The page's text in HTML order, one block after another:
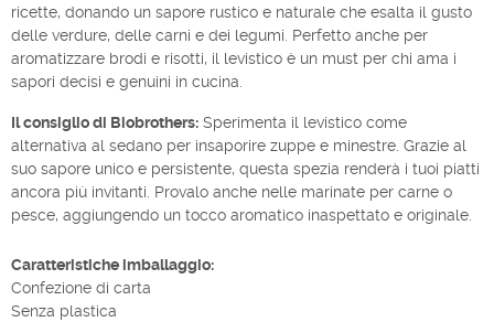
ricette, donando un sapore rustico e naturale che esalta il gusto
delle verdure, delle carni e dei legumi. Perfetto anche per
aromatizzare brodi e risotti, il levistico è un must per chi ama i
sapori decisi e genuini in cucina.
Il consiglio di Biobrothers: Sperimenta il levistico come
alternativa al sedano per insaporire zuppe e minestre. Grazie al
suo sapore unico e persistente, questa spezia renderà i tuoi piatti
ancora più invitanti. Provalo anche nelle marinate per carne o
pesce, aggiungendo un tocco aromatico inaspettato e originale.
Caratteristiche imballaggio:
Confezione di carta
Senza plastica